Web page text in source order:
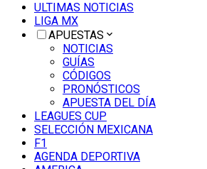
ULTIMAS NOTICIAS
LIGA MX
APUESTAS
NOTICIAS
GUÍAS
CÓDIGOS
PRONÓSTICOS
APUESTA DEL DÍA
LEAGUES CUP
SELECCIÓN MEXICANA
F1
AGENDA DEPORTIVA